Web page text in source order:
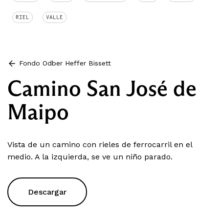
RIEL VALLE
Fondo Odber Heffer Bissett
Camino San José de
Maipo
Vista de un camino con rieles de ferrocarril en el
medio. A la izquierda, se ve un niño parado.
Descargar